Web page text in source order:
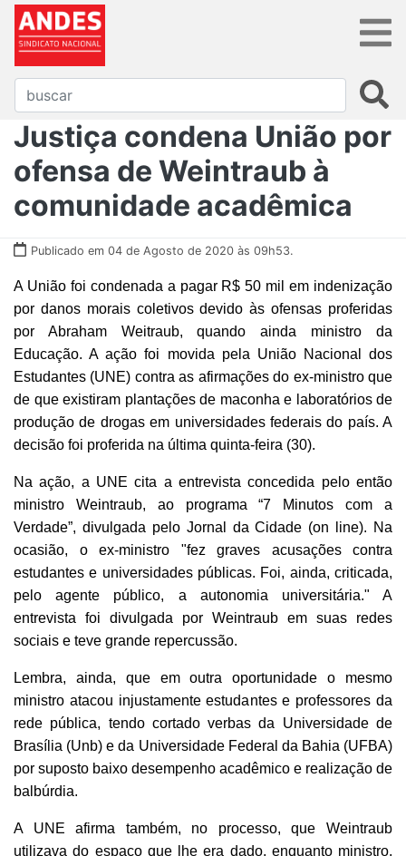
Justiça condena União por
ofensa de Weintraub à
comunidade acadêmica
Publicado em 04 de Agosto de 2020 às 09h53.
A União foi condenada a pagar R$ 50 mil em indenização
por danos morais coletivos devido às ofensas proferidas
por Abraham Weitraub, quando ainda ministro da
Educação. A ação foi movida pela União Nacional dos
Estudantes (UNE) contra as afirmações do ex-ministro que
de que existiram plantações de maconha e laboratórios de
produção de drogas em universidades federais do país. A
decisão foi proferida na última quinta-feira (30).
Na ação, a UNE cita a entrevista concedida pelo então
ministro Weintraub, ao programa “7 Minutos com a
Verdade”, divulgada pelo Jornal da Cidade (on line). Na
ocasião, o ex-ministro "fez graves acusações contra
estudantes e universidades públicas. Foi, ainda, criticada,
pelo agente público, a autonomia universitária." A
entrevista foi divulgada por Weintraub em suas redes
sociais e teve grande repercussão.
Lembra, ainda, que em outra oportunidade o mesmo
ministro atacou injustamente estudantes e professores da
rede pública, tendo cortado verbas da Universidade de
Brasília (Unb) e da Universidade Federal da Bahia (UFBA)
por suposto baixo desempenho acadêmico e realização de
balbúrdia.
A UNE afirma também, no processo, que Weintraub
utilizava do espaço que lhe era dado, enquanto ministro,